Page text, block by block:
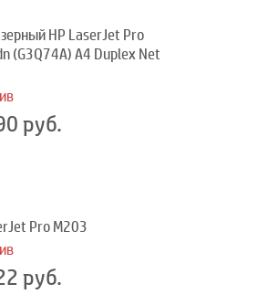
HP LaserJet Pro
(G3Q74A) A4 Duplex Net
руб.
Pro M203
руб.